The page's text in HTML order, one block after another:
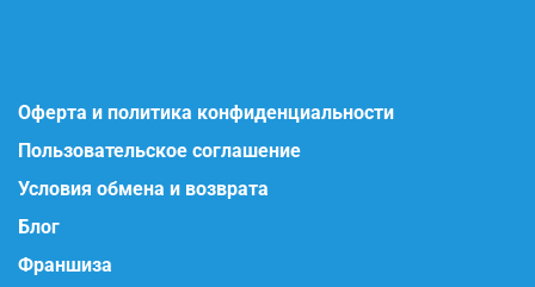
Оферта и политика конфиденциальности
Пользовательское соглашение
Условия обмена и возврата
Блог
Франшиза